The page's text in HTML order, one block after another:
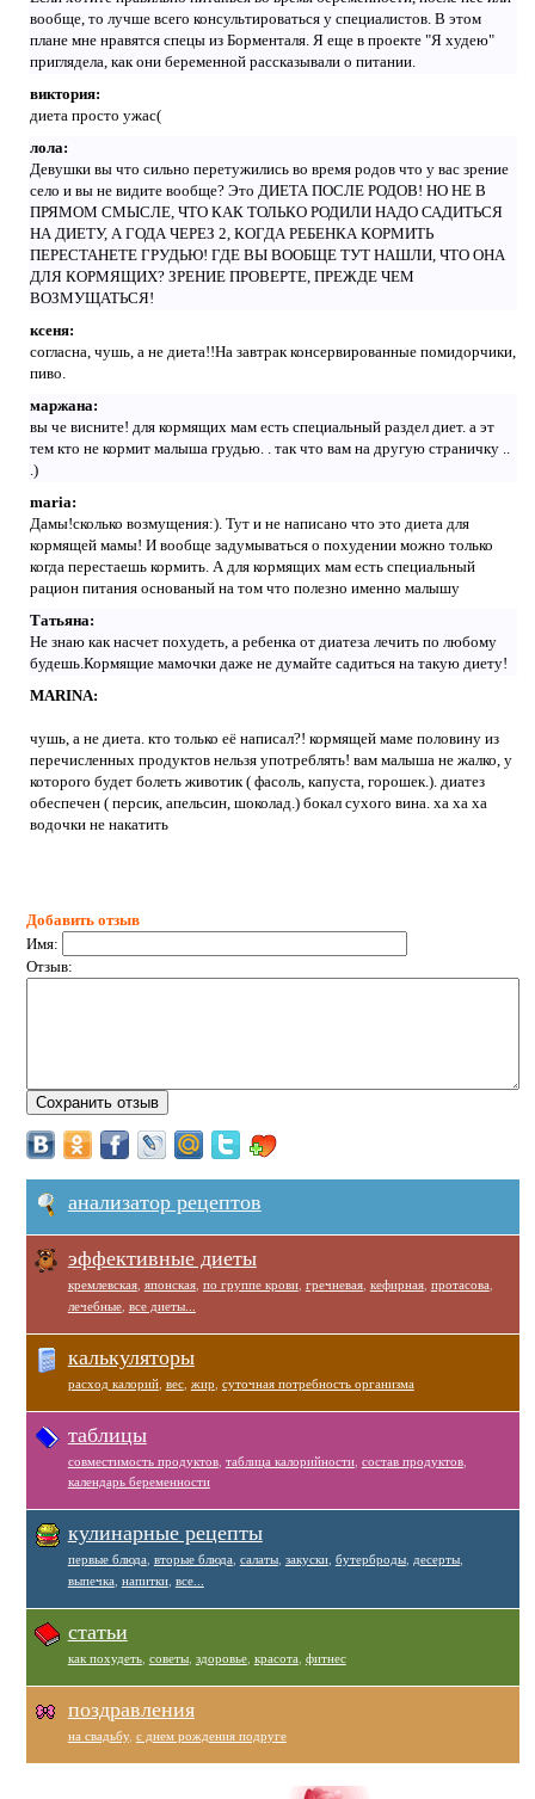
вообще, то лучше всего консультироваться у специалистов. В этом
плане мне нравятся спецы из Борменталя. Я еще в проекте "Я худею"
приглядела, как они беременной рассказывали о питании.
виктория:
диета просто ужас(
лола:
Девушки вы что сильно перетужились во время родов что у вас зрение
село и вы не видите вообще? Это ДИЕТА ПОСЛЕ РОДОВ! НО НЕ В
ПРЯМОМ СМЫСЛЕ, ЧТО КАК ТОЛЬКО РОДИЛИ НАДО САДИТЬСЯ
НА ДИЕТУ, А ГОДА ЧЕРЕЗ 2, КОГДА РЕБЕНКА КОРМИТЬ
ПЕРЕСТАНЕТЕ ГРУДЬЮ! ГДЕ ВЫ ВООБЩЕ ТУТ НАШЛИ, ЧТО ОНА
ДЛЯ КОРМЯЩИХ? ЗРЕНИЕ ПРОВЕРТЕ, ПРЕЖДЕ ЧЕМ
ВОЗМУЩАТЬСЯ!
ксеня:
согласна, чушь, а не диета!!На завтрак консервированные помидорчики,
пиво.
маржана:
вы че висните! для кормящих мам есть специальный раздел диет. а эт
тем кто не кормит малыша грудью. . так что вам на другую страничку ..
.)
maria:
Дамы!сколько возмущения:). Тут и не написано что это диета для
кормящей мамы! И вообще задумываться о похудении можно только
когда перестаешь кормить. А для кормящих мам есть специальный
рацион питания основаный на том что полезно именно малышу
Татьяна:
Не знаю как насчет похудеть, а ребенка от диатеза лечить по любому
будешь.Кормящие мамочки даже не думайте садиться на такую диету!
MARINA:
чушь, а не диета. кто только её написал?! кормящей маме половину из
перечисленных продуктов нельзя употреблять! вам малыша не жалко, у
которого будет болеть животик ( фасоль, капуста, горошек.). диатез
обеспечен ( персик, апельсин, шоколад.) бокал сухого вина. ха ха ха
водочки не накатить
Добавить отзыв
Имя:
Отзыв:
анализатор рецептов
эффективные диеты
кремлевская, японская, по группе крови, гречневая, кефирная, протасова
лечебные, все диеты...
калькуляторы
расход калорий, вес, жир суточная потребность организма
таблицы
совместимость продуктов, таблица калорийности, состав продуктов,
календарь беременности
кулинарные рецепты
первые блюда вторые блюда салаты, закуски, бутерброды, десерты,
выпечка напитки, все...
статьи
как похудеть, советы, здоровье, красота фитнес
поздравления
на свадьбу, с днем рождения подруге